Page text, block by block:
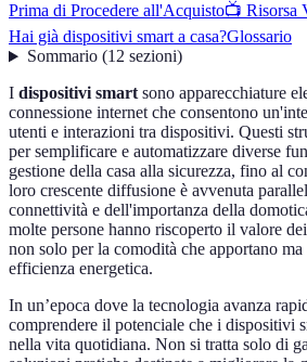
Prima di Procedere all'Acquisto📺 Risorsa
Hai già dispositivi smart a casa?Glossario
Sommario(12 sezioni)
I dispositivi smartsono apparecchiature
connessione internet che consentono
utenti e interazioni tra dispositivi. Questi
per semplificare e automatizzare diverse
gestione della casa alla sicurezza, fino al
loro crescente diffusione è avvenuta
connettività e dell'importanza della
molte persone hanno riscoperto il valore
non solo per la comodità che apportano
efficienza energetica.
In un’epoca dove la tecnologia avanza
comprendere il potenciale che i dispositivi
nella vita quotidiana. Non si tratta solo di